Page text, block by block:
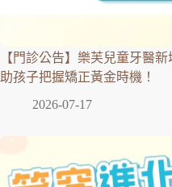
【門診公告】樂芙兒童牙醫
助孩子把握矯正黃金時機！
2026-07-17